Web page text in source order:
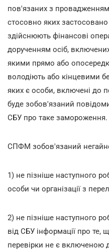
пов'язаних з провадженням
стосовно яких застосовано
здійснюють фінансові
дорученням осіб,
якими прямо або
володіють або кінцевими
яких є особи, включені до
буде зобов'язаний
СБУ про таке замороження.
СПФМ зобов'язаний
1) не пізніше наступного
особи чи організації з
2) не пізніше наступного
від СБУ інформації про те,
перевірки не є включеною